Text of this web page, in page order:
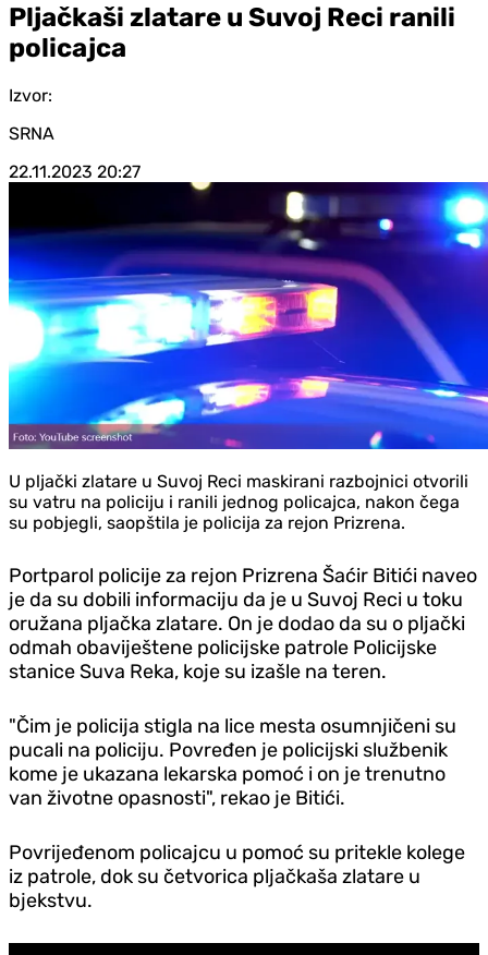
Pljačkaši zlatare u Suvoj Reci ranili
policajca
Izvor:
SRNA
22.11.2023 20:27
U pljački zlatare u Suvoj Reci maskirani razbojnici otvorili
su vatru na policiju i ranili jednog policajca, nakon čega
su pobjegli, saopštila je policija za rejon Prizrena.
Portparol policije za rejon Prizrena Šaćir Bitići naveo
je da su dobili informaciju da je u Suvoj Reci u toku
oružana pljačka zlatare. On je dodao da su o pljački
odmah obaviještene policijske patrole Policijske
stanice Suva Reka, koje su izašle na teren.
"Čim je policija stigla na lice mesta osumnjičeni su
pucali na policiju. Povređen je policijski službenik
kome je ukazana lekarska pomoć i on je trenutno
van životne opasnosti", rekao je Bitići.
Povrijeđenom policajcu u pomoć su pritekle kolege
iz patrole, dok su četvorica pljačkaša zlatare u
bjekstvu.